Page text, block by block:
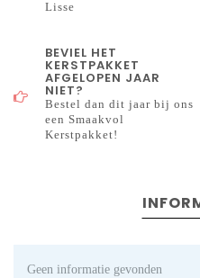
Lisse
BEVIEL HET
KERSTPAKKET
AFGELOPEN JAAR
NIET?
Bestel dan dit jaar bij ons
een Smaakvol
Kerstpakket!
Geen informatie gevonden